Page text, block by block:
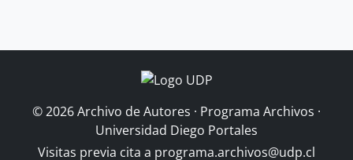
© 2026 Archivo de Autores · Programa Archivos ·
Universidad Diego Portales
Visitas previa cita a programa.archivos@udp.cl